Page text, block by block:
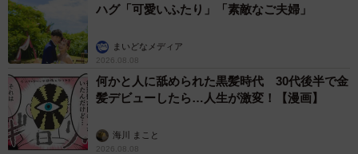
ハグ「可愛いふたり」「素敵なご夫婦」
まいどなメディア
2026.08.08
何かと人に舐められた黒髪時代 30代後半で金
髪デビューしたら…人生が激変！【漫画】
海川 まこと
2026.08.08